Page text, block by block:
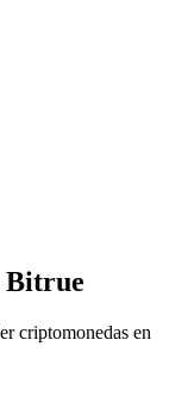
Bitrue
criptomonedas en